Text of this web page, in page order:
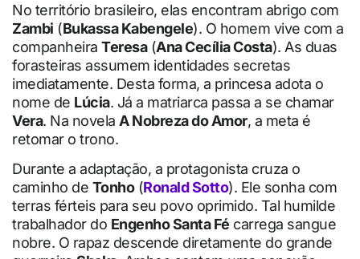
No território brasileiro, elas encontram abrigo com
Zambi (Bukassa Kabengele). O homem vive com a
companheira Teresa(Ana Cecília Costa). As duas
forasteiras assumem identidades secretas
imediatamente. Desta forma, a princesa adota o
nome de Lúcia. Já a matriarca passa a se chamar
Vera. Na novela A Nobreza do Amor, a meta é
retomar o trono.
Durante a adaptação, a protagonista cruza o
caminho de Tonho(Ronald Sotto). Ele sonha com
terras férteis para seu povo oprimido. Tal humilde
trabalhador do Engenho Santa Fé carrega sangue
nobre. O rapaz descende diretamente do grande